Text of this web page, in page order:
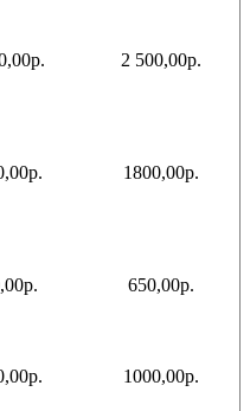
2 500,00р.
1800,00р.
650,00р.
1000,00р.